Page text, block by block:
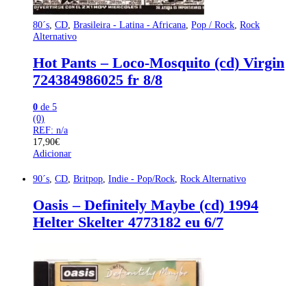
80´s, CD, Brasileira - Latina - Africana, Pop / Rock, Rock
Alternativo
Hot Pants – Loco-Mosquito (cd) Virgin
724384986025 fr 8/8
0 de 5
(0)
REF: n/a
17,90€
Adicionar
90´s CD Britpop Indie - Pop/Rock Rock Alternativo
Oasis – Definitely Maybe (cd) 1994
Helter Skelter 4773182 eu 6/7